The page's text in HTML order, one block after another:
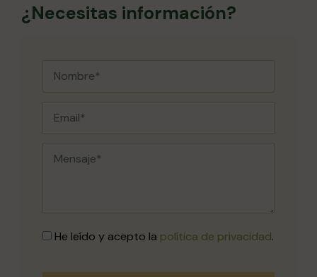
¿Necesitas información?
He leído y acepto la política de privacidad.